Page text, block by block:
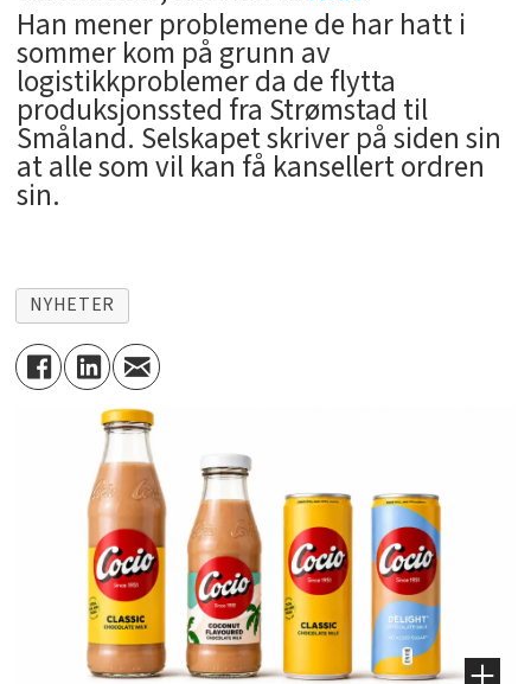
Han mener problemene de har hatt i
sommer kom på grunn av
logistikkproblemer da de flytta
produksjonssted fra Strømstad til
Småland. Selskapet skriver på siden sin
at alle som vil kan få kansellert ordren
sin.
NYHETER